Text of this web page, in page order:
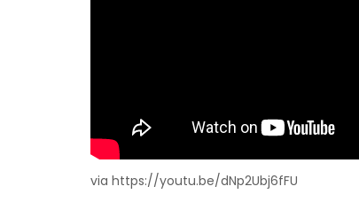
via https://youtu.be/dNp2Ubj6fFU